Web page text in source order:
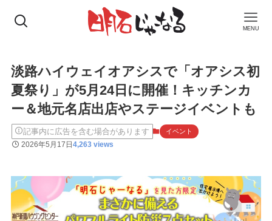
MENU
淡路ハイウェイオアシスで「オアシス初
夏祭り」が5月24日に開催！キッチンカ
ー＆地元名店出店やステージイベントも
記事内に広告を含む場合があります イベント
2026年5月17日4,263 views